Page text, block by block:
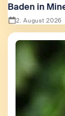
Baden in
2. August 2026